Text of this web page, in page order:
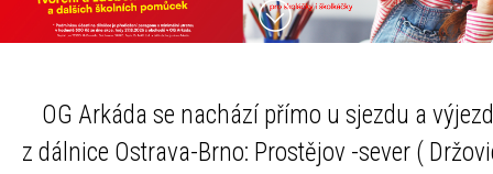
OG Arkáda se nachází přímo u sjezdu a
z dálnice Ostrava-Brno: Prostějov -sever (